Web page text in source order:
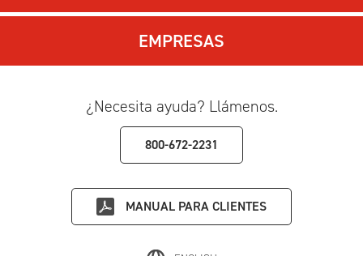
EMPRESAS
¿Necesita ayuda? Llámenos.
800-672-2231
MANUAL PARA CLIENTES